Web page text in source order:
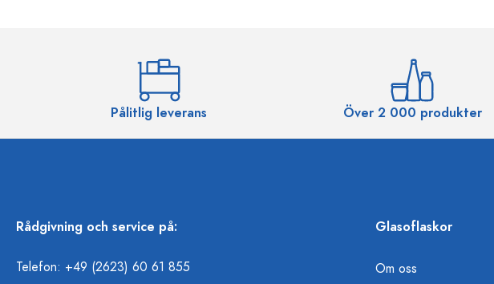
Pålitlig leverans Över 2 000 produkter
Rådgivning och service på:
Telefon: +49 (2623) 60 61 855
Glasoflaskor
Om oss